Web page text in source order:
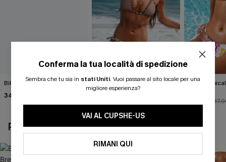
Bikini nero Island Breeze
34,00 €
Completo bikini con stampa
animalier molto
Bikini
POTREBBE INTERESSARTI ANCHE
Conferma la tua località di spedizione
Sembra che tu sia in stati Uniti. Vuoi passare al sito locale per una
migliore esperienza?
VAI AL CUPSHE-US
RIMANI QUI